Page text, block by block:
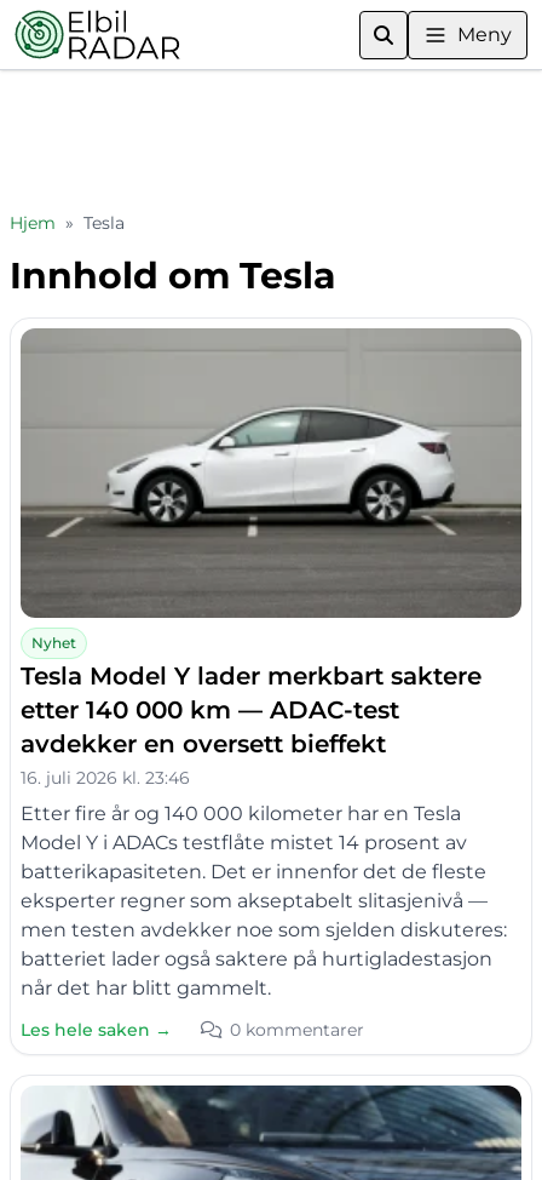
Meny
Hjem » Tesla
Innhold om Tesla
Nyhet
Tesla Model Y lader merkbart saktere
etter 140 000 km — ADAC-test
avdekker en oversett bieffekt
16. juli 2026 kl. 23:46
Etter fire år og 140 000 kilometer har en Tesla
Model Y i ADACs testflåte mistet 14 prosent av
batterikapasiteten. Det er innenfor det de fleste
eksperter regner som akseptabelt slitasjenivå —
men testen avdekker noe som sjelden diskuteres:
batteriet lader også saktere på hurtigladestasjon
når det har blitt gammelt.
Les hele saken → 0 kommentarer